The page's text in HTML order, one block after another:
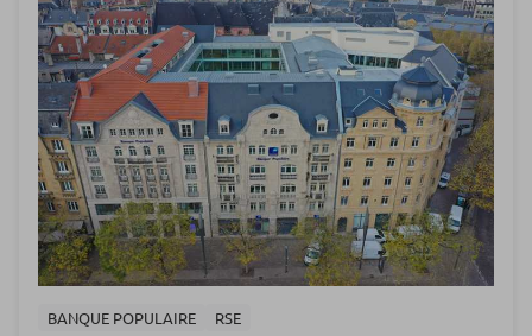
BANQUE POPULAIRE RSE